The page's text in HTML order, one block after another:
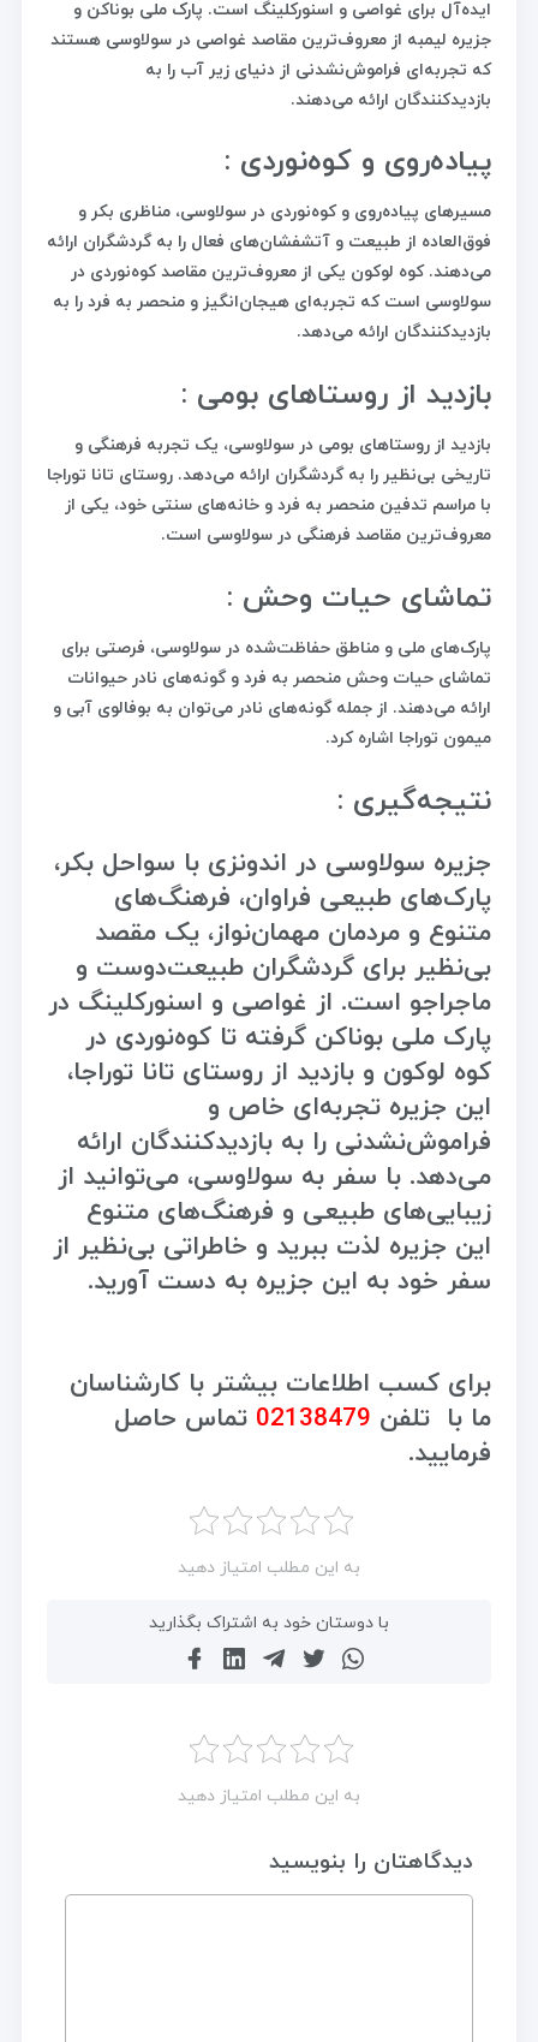
ایده‌آل برای غواصی و اسنورکلینگ است. پارک ملی بوناکن و
جزیره لیمبه از معروف‌ترین مقاصد غواصی در سولاوسی هستند
که تجربه‌ای فراموش‌نشدنی از دنیای زیر آب را به
بازدیدکنندگان ارائه می‌دهند.
پیاده‌روی و کوه‌نوردی :
مسیرهای پیاده‌روی و کوه‌نوردی در سولاوسی، مناظری بکر و
فوق‌العاده از طبیعت و آتشفشان‌های فعال را به گردشگران ارائه
می‌دهند. کوه لوکون یکی از معروف‌ترین مقاصد کوه‌نوردی در
سولاوسی است که تجربه‌ای هیجان‌انگیز و منحصر به فرد را به
بازدیدکنندگان ارائه می‌دهد.
بازدید از روستاهای بومی :
بازدید از روستاهای بومی در سولاوسی، یک تجربه فرهنگی و
تاریخی بی‌نظیر را به گردشگران ارائه می‌دهد. روستای تانا توراجا
با مراسم تدفین منحصر به فرد و خانه‌های سنتی خود، یکی از
معروف‌ترین مقاصد فرهنگی در سولاوسی است.
تماشای حیات وحش :
پارک‌های ملی و مناطق حفاظت‌شده در سولاوسی، فرصتی برای
تماشای حیات وحش منحصر به فرد و گونه‌های نادر حیوانات
ارائه می‌دهند. از جمله گونه‌های نادر می‌توان به بوفالوی آبی و
میمون توراجا اشاره کرد.
نتیجه‌گیری :
جزیره سولاوسی در اندونزی با سواحل بکر،
پارک‌های طبیعی فراوان، فرهنگ‌های
متنوع و مردمان مهمان‌نواز، یک مقصد
بی‌نظیر برای گردشگران طبیعت‌دوست و
ماجراجو است. از غواصی و اسنورکلینگ در
پارک ملی بوناکن گرفته تا کوه‌نوردی در
کوه لوکون و بازدید از روستای تانا توراجا،
این جزیره تجربه‌ای خاص و
فراموش‌نشدنی را به بازدیدکنندگان ارائه
می‌دهد. با سفر به سولاوسی، می‌توانید از
زیبایی‌های طبیعی و فرهنگ‌های متنوع
این جزیره لذت ببرید و خاطراتی بی‌نظیر از
سفر خود به این جزیره به دست آورید.
برای کسب اطلاعات بیشتر با کارشناسان
ما با تلفن 02138479 تماس حاصل
فرمایید.
به این مطلب امتیاز دهید
با دوستان خود به اشتراک بگذارید
به این مطلب امتیاز دهید
دیدگاهتان را بنویسید